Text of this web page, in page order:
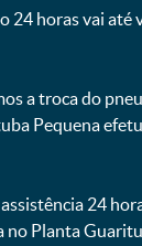
24 horas vai até
a troca do
Pequena
24
no Planta